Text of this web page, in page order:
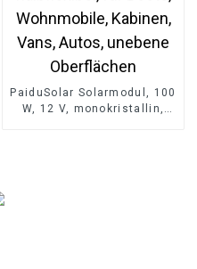
PaiduSolar Solarmodul, 100
W, 12 V, monokristallin,